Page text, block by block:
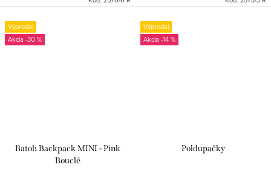
Výpredaj
-30 %
Batoh Backpack MINI - Pink
Bouclé
Výpredaj
-14 %
Poldupačky